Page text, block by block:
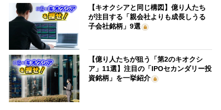
【キオクシアと同じ構図】億り人たち
が注目する「親会社よりも成長しうる
子会社銘柄」9選
【億り人たちが狙う「第2のキオクシ
ア」11選】注目の「IPOセカンダリー投
資銘柄」を一挙紹介